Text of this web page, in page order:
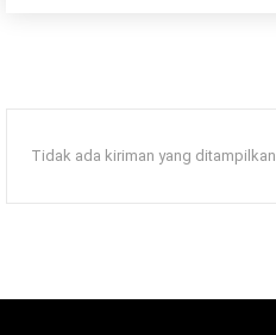
Tidak ada kiriman yang ditampilkan